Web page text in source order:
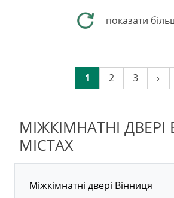
показати
1 2 3 ›
МІЖКІМНАТНІ
МІСТАХ
Міжкімнатні двері Вінниця